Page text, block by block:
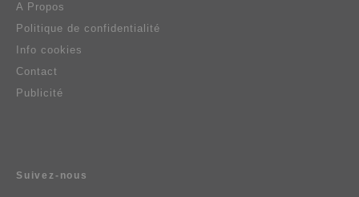
A Propos
Politique de confidentialité
Info cookies
Contact
Publicité
Suivez-nous